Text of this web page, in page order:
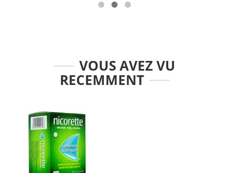
VOUS AVEZ VU
RECEMMENT